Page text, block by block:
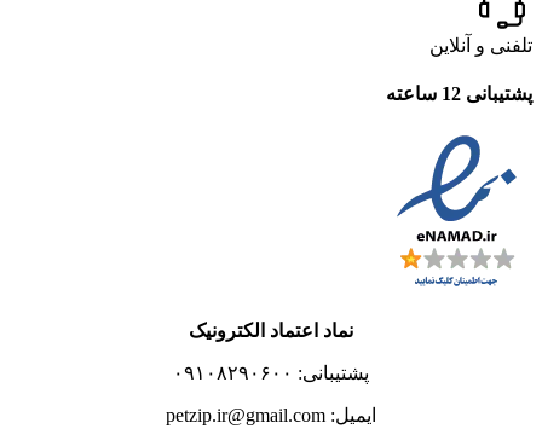
تلفنی و آنلاین
پشتیبانی 12 ساعته
نماد اعتماد الکترونیک
پشتیبانی: ۰۹۱۰۸۲۹۰۶۰۰
ایمیل: petzip.ir@gmail.com